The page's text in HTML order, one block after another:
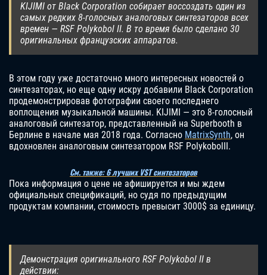
KIJIMI от Black Corporation собирает воссоздать один из
самых редких 8-голосных аналоговых синтезаторов всех
времен — RSF Polykobol II. В то время было сделано 30
оригинальных французских аппаратов.
В этом году уже достаточно много интересных новостей о
синтезаторах, но еще одну искру добавили Black Corporation
продемонстрировав фотографии своего последнего
воплощения музыкальной машины. KIJIMI — это 8-голосный
аналоговый синтезатор, представленный на Superbooth в
Берлине в начале мая 2018 года. Согласно MatrixSynth, он
вдохновлен аналоговым синтезатором RSF PolykobolII.
См. также: 6 лучших VST синтезаторов
Пока информация о цене не афишируется и мы ждем
официальных спецификаций, но судя по предыдущим
продуктам компании, стоимость превысит 3000$ за единицу.
Демонстрация оригинального RSF Polykobol II в
действии: